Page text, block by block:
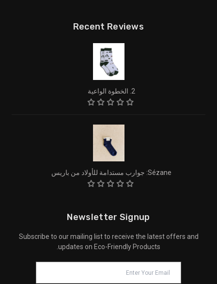
Recent Reviews
2. الخطوة الواعية
Sézane: جوارب مستدامة للأولاد من باريس
Newsletter Signup
Subscribe to our mailing list to receive the latest offers and
updates on Eco-Friendly Products.